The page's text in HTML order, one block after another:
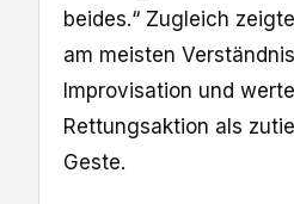
beides.“ Zugleich
am meisten
Improvisation und
Rettungsaktion als
Geste.